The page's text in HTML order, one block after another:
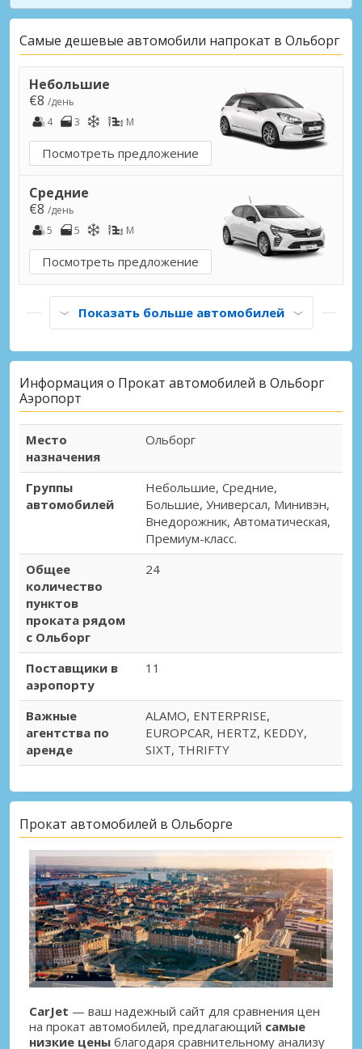
Самые дешевые автомобили напрокат в Ольборг
Небольшие
€8 /день
4
3 M
Посмотреть предложение
Средние
€8 /день
5
5 M
Посмотреть предложение
Показать больше автомобилей
Информация о Прокат автомобилей в Ольборг
Аэропорт
Место
назначения
Ольборг
Группы
автомобилей
Небольшие, Средние,
Большие, Универсал, Минивэн,
Внедорожник, Автоматическая,
Премиум-класс.
Общее
количество
пунктов
проката рядом
с Ольборг
24
Поставщики в
аэропорту
11
Важные
агентства по
аренде
ALAMO, ENTERPRISE,
EUROPCAR, HERTZ, KEDDY,
SIXT, THRIFTY
Прокат автомобилей в Ольборге
CarJet — ваш надежный сайт для сравнения цен
на прокат автомобилей, предлагающий самые
низкие цены благодаря сравнительному анализу